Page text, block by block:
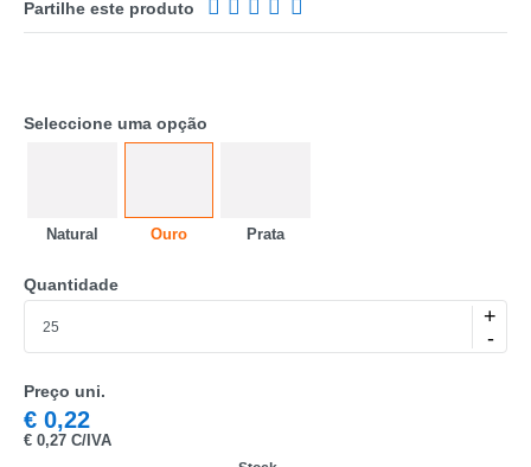
Partilhe este produto
Seleccione uma opção
Natural Ouro Prata
Quantidade
+
-
Preço uni.
€ 0,22
€ 0,27 C/IVA
CATEGORIA